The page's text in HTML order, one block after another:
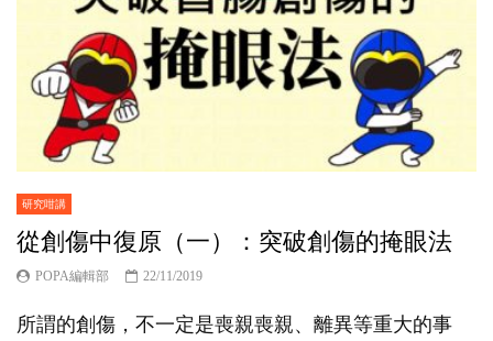
研究咁講
從創傷中復原（一）：突破創傷的掩眼法
POPA編輯部 22/11/2019
所謂的創傷，不一定是喪親喪親、離異等重大的事